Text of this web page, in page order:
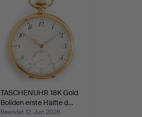
TASCHENUHR 18K Gold
Boliden erste Hälfte d…
Beendet 12. Jun 2026